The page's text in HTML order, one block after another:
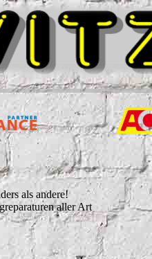
als andere!
aller Art